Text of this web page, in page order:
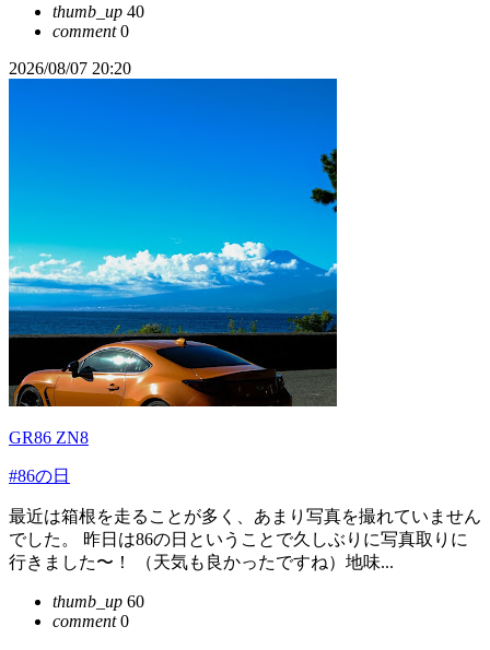
thumb_up 40
comment0
2026/08/07 20:20
GR86 ZN8
#86の日
最近は箱根を走ることが多く、あまり写真を撮れていません
でした。 昨日は86の日ということで久しぶりに写真取りに
行きました〜！ （天気も良かったですね）地味...
thumb_up 60
comment0